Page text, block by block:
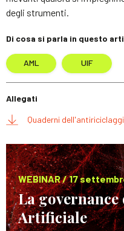
degli strumenti.
Di cosa si parla in questo
AML UIF
Allegati
Quaderni
WEBINAR / 17
La
Artificiale